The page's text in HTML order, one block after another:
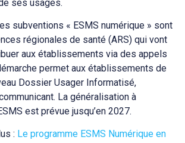
ses usages.
subventions « ESMS numérique » sont
régionales de santé (ARS) qui vont
aux établissements via des appels
permet aux établissements de
Dossier Usager Informatisé,
La généralisation à
est prévue jusqu’en 2027.
: Le programme ESMS Numérique en